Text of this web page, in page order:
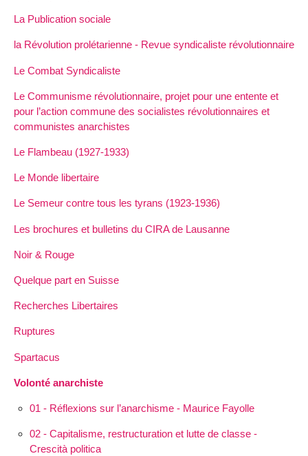
La Publication sociale
la Révolution prolétarienne - Revue syndicaliste révolutionnaire
Le Combat Syndicaliste
Le Communisme révolutionnaire, projet pour une entente et
pour l’action commune des socialistes révolutionnaires et
communistes anarchistes
Le Flambeau (1927-1933)
Le Monde libertaire
Le Semeur contre tous les tyrans (1923-1936)
Les brochures et bulletins du CIRA de Lausanne
Noir & Rouge
Quelque part en Suisse
Recherches Libertaires
Ruptures
Spartacus
Volonté anarchiste
01 - Réflexions sur l’anarchisme - Maurice Fayolle
02 - Capitalisme, restructuration et lutte de classe -
Crescità politica